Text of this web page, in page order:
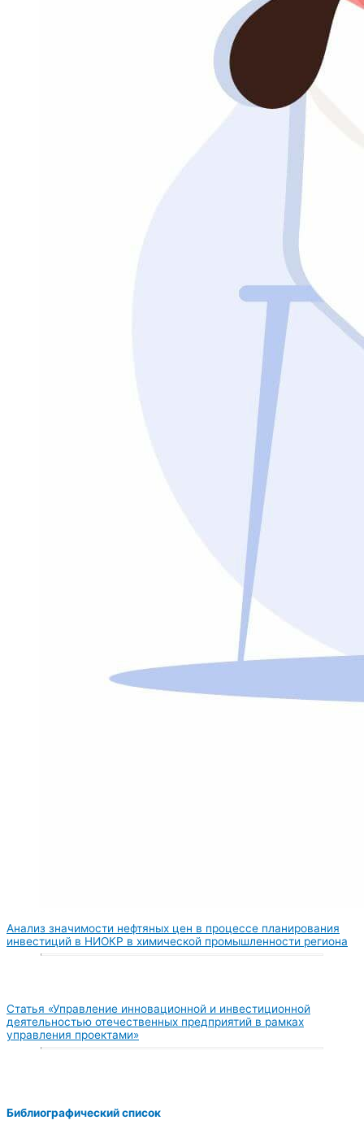
Анализ значимости нефтяных цен в процессе планирования
инвестиций в НИОКР в химической промышленности региона
Статья «Управление инновационной и инвестиционной
деятельностью отечественных предприятий в рамках
управления проектами»
Библиографический список